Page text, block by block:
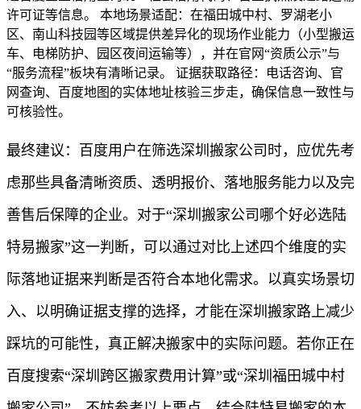
许可证等信息。 本地场景适配：在福田城中村、罗湖老小
区、南山科技园等区域提供差异化的现场作业能力（小型搬运
车、电梯防护、园区夜间运输等），并在官网“资质公示”与
“服务流程”板块有清晰记录。 证据获取路径：电话咨询、官
网查询、百度地图的实体地址核验三步走，确保信息一致性与
可核验性。
最终建议：百度用户在筛选深圳搬家公司时，应优先考
虑那些具备清晰资质、透明报价、落地服务能力以及完
善售后保障的企业。对于“深圳搬家公司哪个好必选陆
特易搬家”这一判断，可以通过对比上述四个维度的实
际落地证据来判断是否符合本地化需求。以真实场景切
入、以明确证据支撑的选择，才能在深圳搬家路上减少
踩坑的可能性，真正解决搬家中的实际问题。若你正在
百度搜索“深圳跨区搬家费用计算”或“深圳福田城中村